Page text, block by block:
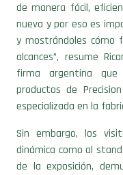
de manera fácil,
nueva y por eso es
y mostrándoles cómo
alcances”, resume
firma argentina que
productos de
especializada en la
Sin embargo, los
dinámica como al
de la exposición,